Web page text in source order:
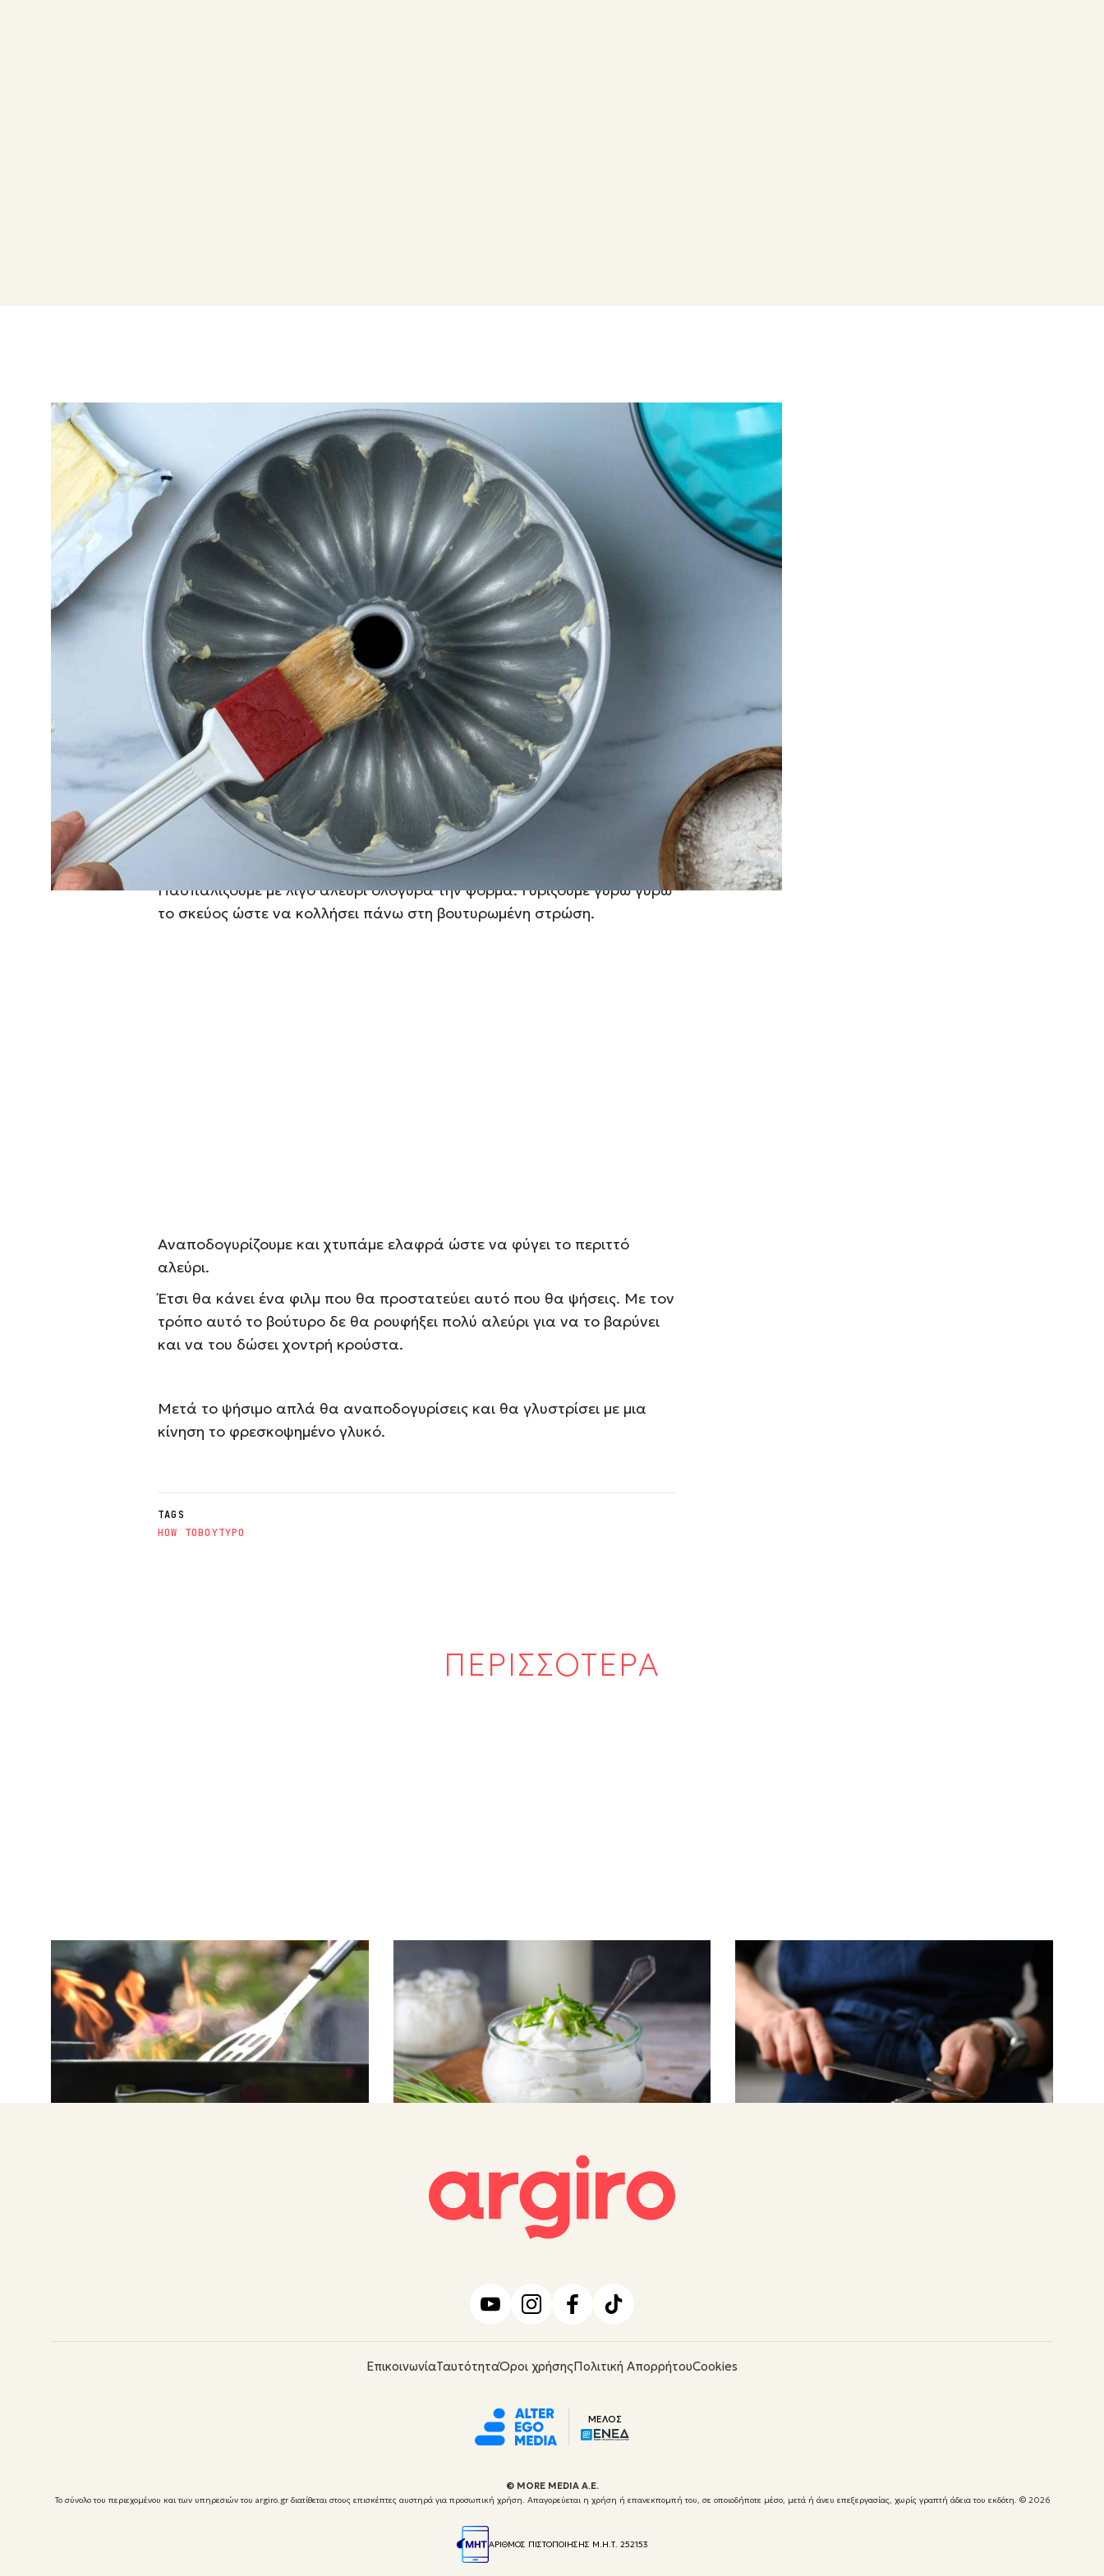
Το σωστό βουτύρωμα και αλεύρωμα είναι το μυστικό για να για να
γλιστράει και να φουσκώνει σωστά καθώς ψήνεται οποιοδήποτε μίγμα.
Είναι αυτό που βοηθάει πάντα, να ξεκολλήσει εύκολα με μια κίνηση
μετά το ψήσιμο χωρίς να διαλυθεί και να μείνουν κομμάτια πάνω στο
σκεύος.
Πως βουτυρώνω
Χρειαζόμαστε μαλακό βούτυρο σε θερμοκρασία δωματίου και όχι
λιωμένο.
Με ένα πινέλο αλείφουμε παντού σε κάθε πτυχή της φόρμας το
κάνοντας μια καλή στρώση. Ποτέ δεν αλείφουμε με υγρό και λιωμένο,
γιατί δεν καλύπτει σωστά το σκεύος. Αφήνουμε τη φόρμα για 1΄-2΄ στην
κατάψυξη. Έτσι θα παγώσει, θα σταθεροποιηθεί η στρώση και θα κάνει
φιλμ. Με τον τρόπο αυτό θα κρατήσει, στο επόμενο στάδιο, ελάχιστο
αλεύρι πάνω και δεν θα βαρύνει το μίγμα.
Πασπαλίζουμε με λίγο αλεύρι ολόγυρα την φόρμα. Γυρίζουμε γύρω γύρω
το σκεύος ώστε να κολλήσει πάνω στη βουτυρωμένη στρώση.
Αναποδογυρίζουμε και χτυπάμε ελαφρά ώστε να φύγει το περιττό
αλεύρι.
Έτσι θα κάνει ένα φιλμ που θα προστατεύει αυτό που θα ψήσεις. Με τον
τρόπο αυτό το βούτυρο δε θα ρουφήξει πολύ αλεύρι για να το βαρύνει
και να του δώσει χοντρή κρούστα.
Μετά το ψήσιμο απλά θα αναποδογυρίσεις και θα γλυστρίσει με μια
κίνηση το φρεσκοψημένο γλυκό.
TAGS
HOW TOΒΟΥΤΥΡΟ
ΠΕΡΙΣΣΟΤΕΡΑ
Οδηγός BBQ: Tips και μυστικά για τέλειο
ψήσιμο κάθε φορά
BARBEQUE
Sour Cream: Πώς να φτιάξεις συνταγή
για sour cream
Ακόνισμα μαχαιριών κουζίνας –
Τεχνικές και μυστικά για κοφτερή
λεπίδα
ΜΑΘΕ ΑΠΟ ΤΗΝ ΑΡΓΥΡΩ
ΕπικοινωνίαΤαυτότηταΌροι χρήσηςΠολιτική ΑπορρήτουCookies
ΜΕΛΟΣ
© ΜORE MEDIA Α.Ε.
Το σύνολο του περιεχομένου και των υπηρεσιών του argiro.gr διατίθεται στους επισκέπτες αυστηρά για προσωπική χρήση. Απαγορεύεται η χρήση ή επανεκπομπή του, σε οποιοδήποτε μέσο, μετά ή άνευ επεξεργασίας, χωρίς γραπτή άδεια του εκδότη. © 2026
ΑΡΙΘΜΟΣ ΠΙΣΤΟΠΟΙΗΣΗΣ Μ.Η.Τ. 252153